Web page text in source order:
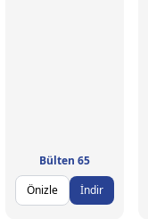
Bülten 65
Önizle
İndir